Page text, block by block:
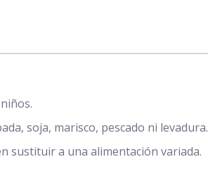
soja, marisco, pescado ni levadura.
sustituir a una alimentación variada.